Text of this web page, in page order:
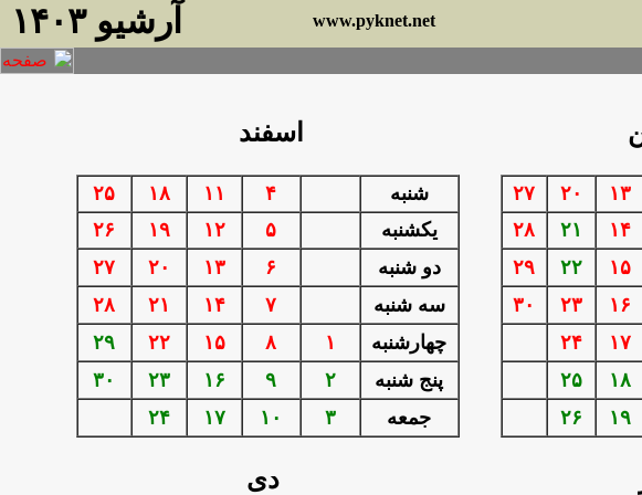
آرشيو ۱۴۰۳ www.pyknet.net
اسفند
۲۵ ۱۸ ۱۱ ۴
شنبه
۲۶
۱۹ ۱۲ ۵
يكشنبه
۲۷
۲۰ ۱۳ ۶
دو شنبه
۲۸
۲۱ ۱۴ ۷
سه شنبه
۲۹
۲۲ ۱۵ ۸ ۱
چهارشنبه
۳۰
۲۳ ۱۶ ۹ ۲
پنج شنبه
۲۴
۱۷ ۱۰ ۳ جمعه
۲۷ ۲۰ ۱۳
۲۸
۲۱ ۱۴
۲۹
۲۲ ۱۵
۳۰
۲۳ ۱۶
۲۴
۱۷
۲۵
۱۸
۲۶
۱۹